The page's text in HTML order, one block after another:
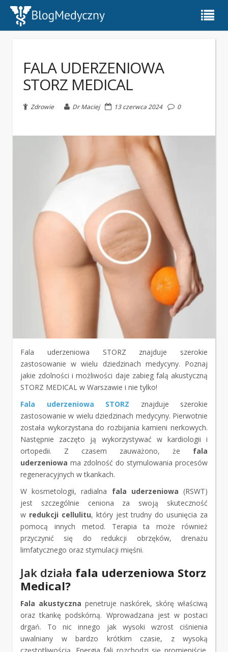
FALA UDERZENIOWA
STORZ MEDICAL
Zdrowie Dr Maciej 13 czerwca 2024 0
Fala uderzeniowa STORZ znajduje szerokie
zastosowanie w wielu dziedzinach medycyny. Poznaj
jakie zdolności i możliwości daje zabieg falą akustyczną
STORZ MEDICAL w Warszawie i nie tylko!
Fala uderzeniowa STORZ znajduje szerokie
zastosowanie w wielu dziedzinach medycyny. Pierwotnie
została wykorzystana do rozbijania kamieni nerkowych.
Następnie zaczęto ją wykorzystywać w kardiologii i
ortopedii. Z czasem zauważono, że fala
uderzeniowa ma zdolność do stymulowania procesów
regeneracyjnych w tkankach.
W kosmetologii, radialna fala uderzeniowa (RSWT)
jest szczególnie ceniona za swoją skuteczność
w redukcji cellulitu, który jest trudny do usunięcia za
pomocą innych metod. Terapia ta może również
przyczynić się do redukcji obrzęków, drenażu
limfatycznego oraz stymulacji mięśni.
Jak działa fala uderzeniowa Storz
Medical?
Fala akustyczna penetruje naskórek, skórę właściwą
oraz tkankę podskórną. Wprowadzana jest w postaci
drgań. To nic innego jak wysoki wzrost ciśnienia
uwalniany w bardzo krótkim czasie, z wysoką